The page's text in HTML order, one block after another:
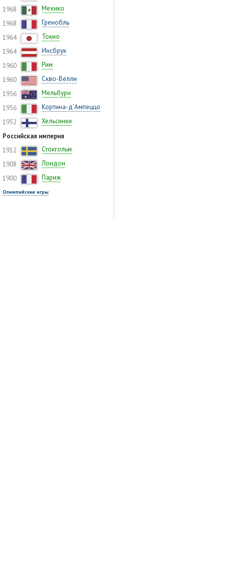
1968
Мехико
1968
Гренобль
1964
Токио
1964
Инсбрук
1960
Рим
1960
Скво-Велли
1956
Мельбурн
1956
Кортина-д’Ампеццо
1952
Хельсинки
Российская империя
1912
Стокгольм
1908
Лондон
1900
Париж
Олимпийские игры